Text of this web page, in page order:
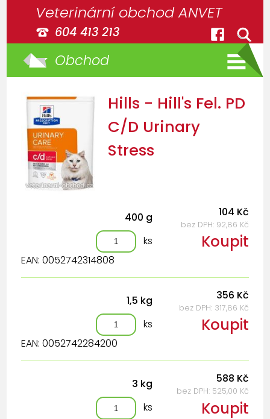
Veterinární obchod ANVET
604 413 213
Obchod
Hills - Hill's Fel. PD
C/D Urinary
Stress
EAN: 0052742314808
400 g 104 Kč
bez DPH: 92,86 Kč
ks Koupit
EAN: 0052742284200
1,5 kg 356 Kč
bez DPH: 317,86 Kč
ks Koupit
3 kg 588 Kč
bez DPH: 525,00 Kč
ks Koupit